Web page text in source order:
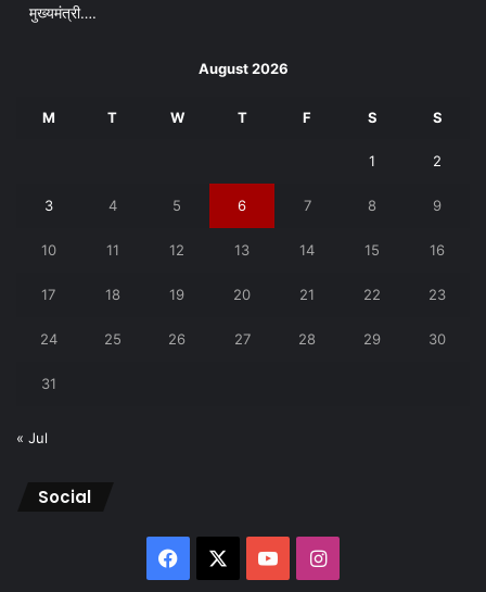
मुख्यमंत्री….
August 2026
M T W T F S S
1 2
3 4 5 6 7 8 9
10 11 12 13 14 15 16
17 18 19 20 21 22 23
24 25 26 27 28 29 30
31
« Jul
Social
Facebook YouTubeInstagram